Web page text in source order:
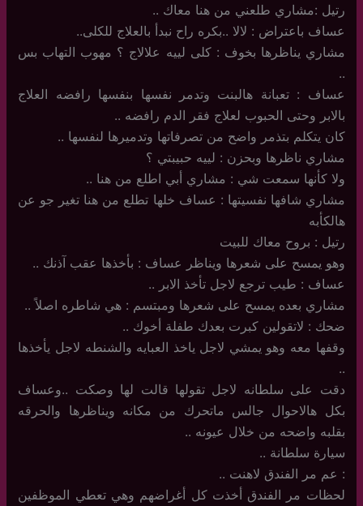
رتيل :مشاري طلعني من هنا معاك ..
عساف باعتراض : لالا ..بكره راح نبدأ بالعلاج للكلى..
مشاري يناظرها بخوف : كلى لييه علالاج ؟ مهوب التهاب بس
..
عساف : تعبانة هالبنت وتدمر نفسها بنفسها رافضه العلاج
بالابر وحتى الحبوب لعلاج فقر الدم رافضه ..
كان يتكلم بتذمر واضح من تصرفاتها وتدميرها لنفسها ..
مشاري ناظرها وبحزن : لييه حبيبتي ؟
ولا كأنها سمعت شي : مشاري أبي اطلع من هنا ..
مشاري شافها نفسيتها : عساف خلها تطلع من هنا تغير جو عن
هالكأبه
رتيل : بروح معاك للبيت
وهو يمسح على شعرها ويناظر عساف : بأخذها عقب آذنك ..
عساف : طيب ترجع لاجل تأخذ الابر ..
مشاري بعده يمسح على شعرها ومبتسم : هي شاطره اصلاً ..
ضحك : لاتقولين كبرت بعدك طفلة أخوك ..
وقفها معه وهو يمشي لاجل ياخذ العبايه والشنطه لاجل يأخذها
..
دقت على سلطانه لاجل تقولها قالت لها وصكت ..وعساف
بكل هالاحوال جالس ماتحرك من مكانه ويناظرها والحرقه
بقلبه واضحه من خلال عيونه ..
سيارة سلطانة ..
: عم مر الفندق لاهنت ..
لحظات مر الفندق أخذت كل أغراضهم وهي تعطي الموظفين